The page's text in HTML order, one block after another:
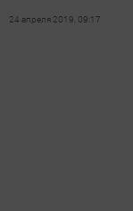
24 апреля 2019, 09:17